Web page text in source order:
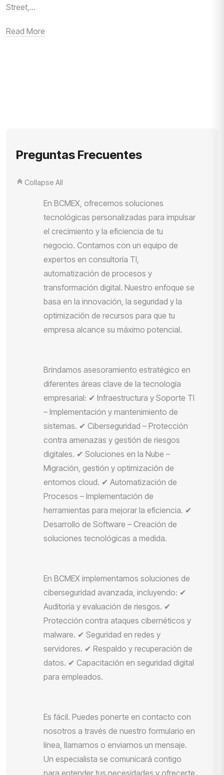
Street,...
Read More
Preguntas Frecuentes
C Collapse All
En BCMEX, ofrecemos soluciones
tecnológicas personalizadas para impulsar
el crecimiento y la eficiencia de tu
negocio. Contamos con un equipo de
expertos en consultoría TI,
automatización de procesos y
transformación digital. Nuestro enfoque se
basa en la innovación, la seguridad y la
optimización de recursos para que tu
empresa alcance su máximo potencial.
Brindamos asesoramiento estratégico en
diferentes áreas clave de la tecnología
empresarial: ✔ Infraestructura y Soporte TI
– Implementación y mantenimiento de
sistemas. ✔ Ciberseguridad – Protección
contra amenazas y gestión de riesgos
digitales. ✔ Soluciones en la Nube –
Migración, gestión y optimización de
entornos cloud. ✔ Automatización de
Procesos – Implementación de
herramientas para mejorar la eficiencia. ✔
Desarrollo de Software – Creación de
soluciones tecnológicas a medida.
En BCMEX implementamos soluciones de
ciberseguridad avanzada, incluyendo: ✔
Auditoría y evaluación de riesgos. ✔
Protección contra ataques cibernéticos y
malware. ✔ Seguridad en redes y
servidores. ✔ Respaldo y recuperación de
datos. ✔ Capacitación en seguridad digital
para empleados.
Es fácil. Puedes ponerte en contacto con
nosotros a través de nuestro formulario en
línea, llamarnos o enviarnos un mensaje.
Un especialista se comunicará contigo
para entender tus necesidades y ofrecerte